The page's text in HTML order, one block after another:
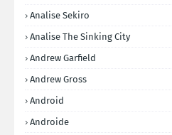
Analise Sekiro
Analise The Sinking City
Andrew Garfield
Andrew Gross
Android
Androide